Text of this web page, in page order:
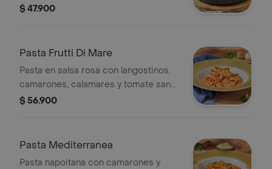
camarones y un langostino, con salsa
$ 47.900
Pasta Frutti Di Mare
Pasta en salsa rosa con langostinos,
camarones, calamares y tomate san
marzano.
$ 56.900
Pasta Mediterranea
Pasta napoitana con camarones y